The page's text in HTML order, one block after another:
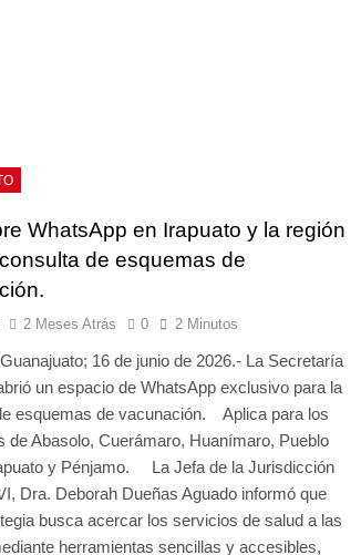
WhatsApp en Irapuato y la región
de esquemas de
2 Meses Atrás 0 2 Minutos
16 de junio de 2026.- La Secretaría
un espacio de WhatsApp exclusivo para la
esquemas de vacunación. Aplica para los
de Abasolo, Cuerámaro, Huanímaro, Pueblo
y Pénjamo. La Jefa de la Jurisdicción
Dra. Deborah Dueñas Aguado informó que
busca acercar los servicios de salud a las
herramientas sencillas y accesibles,